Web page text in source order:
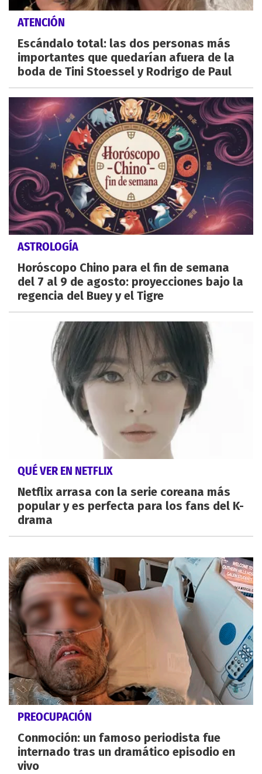
ATENCIÓN
Escándalo total: las dos personas más
importantes que quedarían afuera de la
boda de Tini Stoessel y Rodrigo de Paul
ASTROLOGÍA
Horóscopo Chino para el fin de semana
del 7 al 9 de agosto: proyecciones bajo la
regencia del Buey y el Tigre
QUÉ VER EN NETFLIX
Netflix arrasa con la serie coreana más
popular y es perfecta para los fans del K-
drama
PREOCUPACIÓN
Conmoción: un famoso periodista fue
internado tras un dramático episodio en
vivo